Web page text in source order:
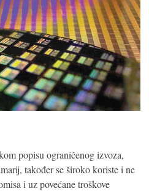
popisu ograničenog izvoza,
također se široko koriste i ne
i uz povećane troškove